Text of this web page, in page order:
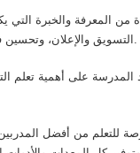
من المعرفة والخبرة التي
التسويق والإعلان، وتحسين فرصهم في الحصول على فرص عمل مميزة في هذا المجال.
المدرسة على أهمية تعلم
للتعلم من أفضل